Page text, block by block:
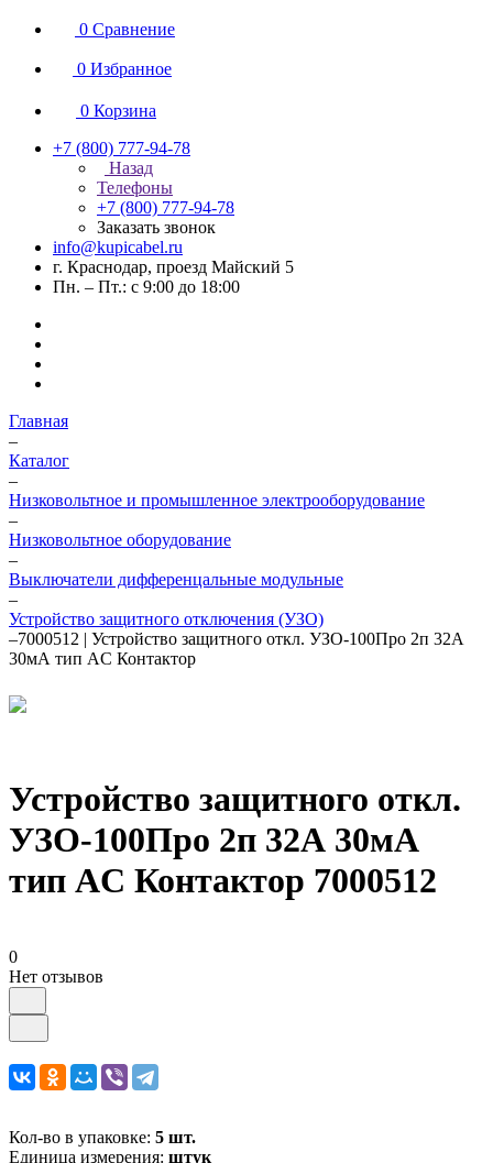
0 Сравнение
0 Избранное
0 Корзина
+7 (800) 777-94-78
Назад
Телефоны
+7 (800) 777-94-78
Заказать звонок
info@kupicabel.ru
г. Краснодар, проезд Майский 5
Пн. – Пт.: с 9:00 до 18:00
Главная
–
Каталог
–
Низковольтное и промышленное электрооборудование
–
Низковольтное оборудование
–
Выключатели дифференцальные модульные
–
Устройство защитного отключения (УЗО)
–7000512 | Устройство защитного откл. УЗО-100Про 2п 32А
30мА тип AC Контактор
Устройство защитного откл.
УЗО-100Про 2п 32А 30мА
тип AC Контактор 7000512
0
Нет отзывов
Кол-во в упаковке: 5 шт.
Единица измерения: штук